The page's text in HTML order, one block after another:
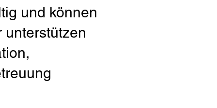
und können
unterstützen